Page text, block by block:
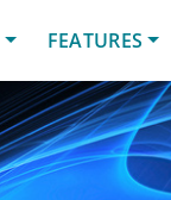
FEATURES